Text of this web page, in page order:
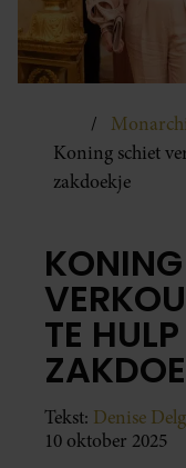
Koning schiet
zakdoekje
TE
Tekst: Denise
10 oktober 2025